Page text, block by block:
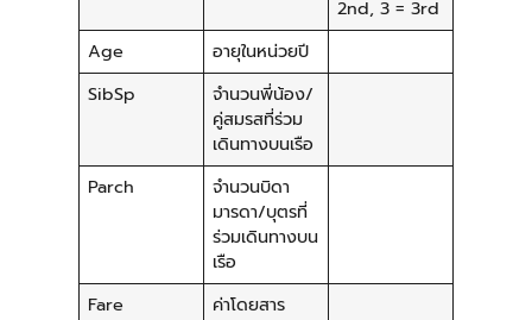
2nd, 3 = 3rd
Age
อายุในหน่วยปี
SibSp
จำนวนพี่น้อง/
คู่สมรสที่ร่วม
เดินทางบนเรือ
Parch
จำนวนบิดา
มารดา/บุตรที่
ร่วมเดินทางบน
เรือ
Fare
ค่าโดยสาร